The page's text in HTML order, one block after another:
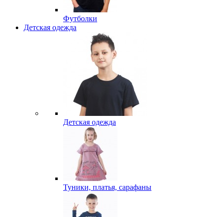
Футболки
Детская одежда
Детская одежда
Туники, платья, сарафаны